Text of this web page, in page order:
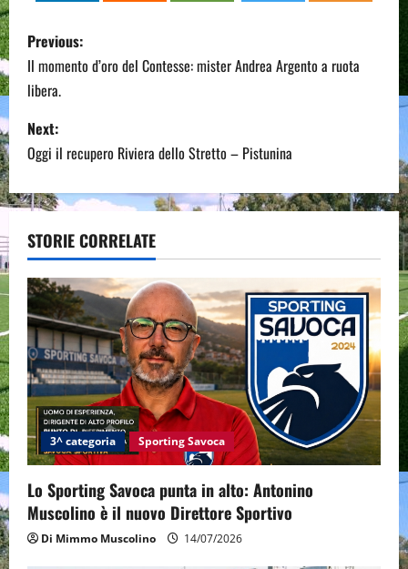
P
o
s
t
n
a
v
i
g
a
t
i
o
n
Previous:
Il momento d’oro del Contesse: mister Andrea Argento a ruota
libera.
Next:
Oggi il recupero Riviera dello Stretto – Pistunina
STORIE CORRELATE
3^ categoria Sporting Savoca
Lo Sporting Savoca punta in alto: Antonino
Muscolino è il nuovo Direttore Sportivo
Di Mimmo Muscolino 14/07/2026